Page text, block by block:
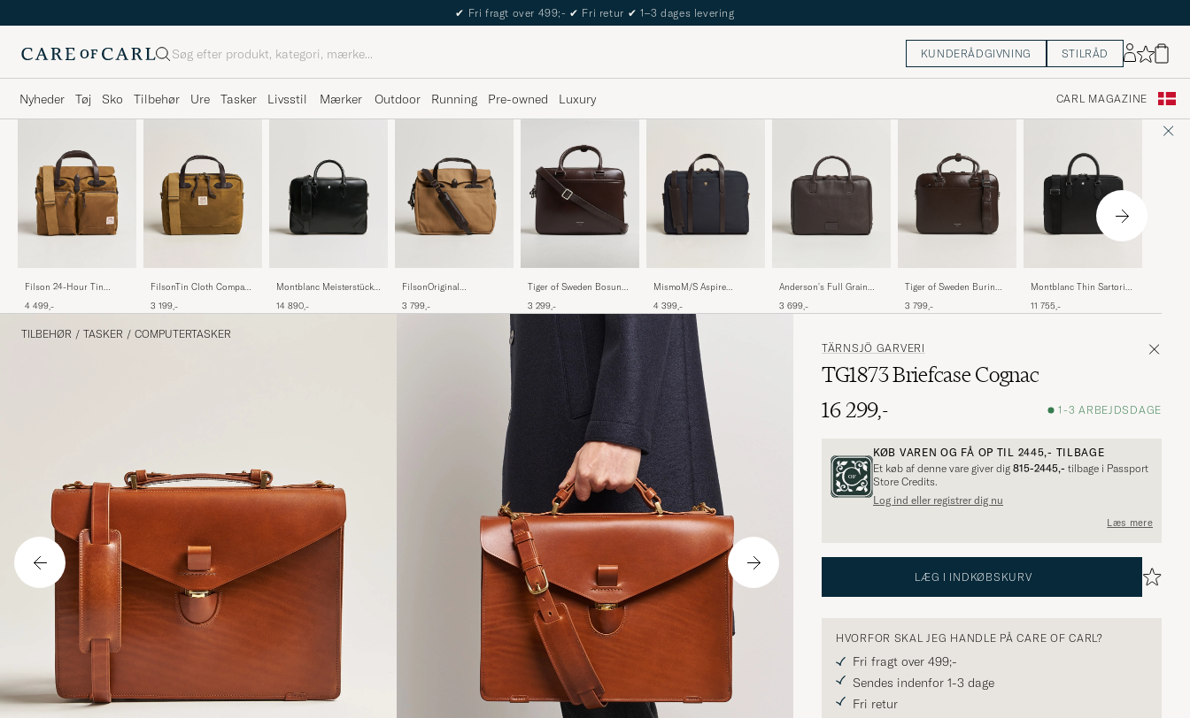
The Care of Carl Passport
Søg KUNDERÅDGIVNING STILRÅD
Nyheder Tøj Sko Tilbehør Ure Tasker Livsstil Mærker Outdoor Running Pre-owned Luxury CARL MAGAZINE
Filson 24-Hour Tin
4 499,-
FilsonTin Cloth Compact
3 199,-
Montblanc Meisterstück
14 890,-
FilsonOriginal
3 799,-
Tiger of Sweden Bosun
Dark Brown
3 299,-
MismoM/S Aspire
Brown
4 399,-
Anderson's Full Grain
Brown
3 699,-
Tiger of Sweden Burin
Dark Brown
3 799,-
Montblanc Thin Sartorial
11 755,-
TILBEHØR / TASKER / COMPUTERTASKER
TÄRNSJÖ GARVERI
TG1873 Briefcase Cognac
16 299,-
1-3 ARBEJDSDAGE
KØB VAREN OG FÅ OP TIL 2445,- TILBAGE
Et køb af denne vare giver dig 815-2445,- tilbage i Passport
Store Credits.
Log ind eller registrer dig nu
Læs mere
LÆG I INDKØBSKURV
HVORFOR SKAL JEG HANDLE PÅ CARE OF CARL?
Fri fragt over 499;-
Sendes indenfor 1-3 dage
Fri retur